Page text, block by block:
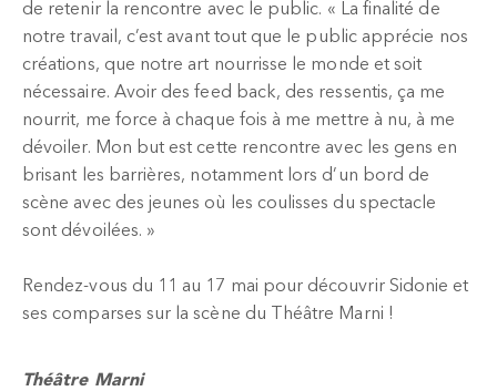
de retenir la rencontre avec le public. « La finalité de
notre travail, c’est avant tout que le public apprécie nos
créations, que notre art nourrisse le monde et soit
nécessaire. Avoir des feed back, des ressentis, ça me
nourrit, me force à chaque fois à me mettre à nu, à me
dévoiler. Mon but est cette rencontre avec les gens en
brisant les barrières, notamment lors d’un bord de
scène avec des jeunes où les coulisses du spectacle
sont dévoilées. »
Rendez-vous du 11 au 17 mai pour découvrir Sidonie et
ses comparses sur la scène du Théâtre Marni !
Théâtre Marni